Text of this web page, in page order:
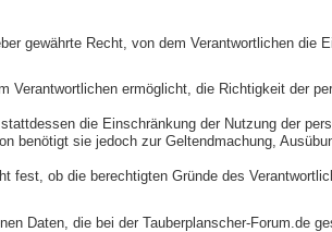
gewährte Recht, von dem Verantwortlichen die
Verantwortlichen ermöglicht, die Richtigkeit der
die Einschränkung der Nutzung der
benötigt sie jedoch zur Geltendmachung,
ob die berechtigten Gründe des
Daten, die bei der Tauberplanscher-Forum.de